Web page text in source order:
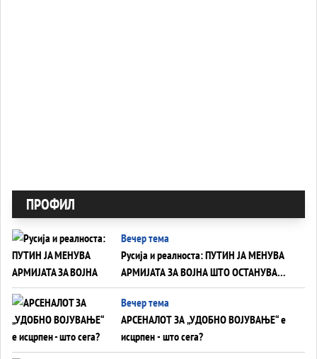
ПРОФИЛ
Вечер тема
Русија и реалноста: ПУТИН ЈА МЕНУВА
АРМИЈАТА ЗА ВОЈНА ШТО ОСТАНУВА
БЕЗ ФРОНТ
Вечер тема
АРСЕНАЛОТ ЗА „УДОБНО ВОЈУВАЊЕ“ е
исцрпен - што сега?